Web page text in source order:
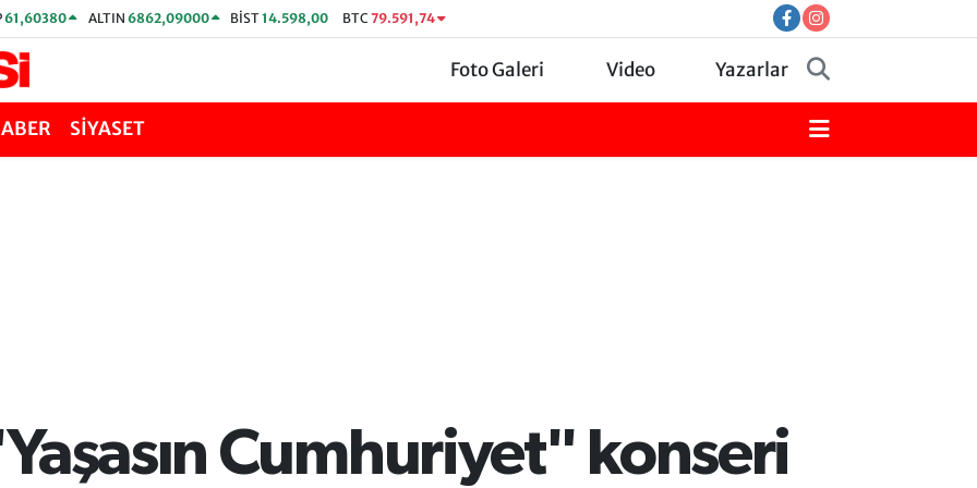
61,60380 ALTIN 6862,09000 BİST14.598,00 BTC 79.591,74
Foto Galeri Video Yazarlar
SİYASET
Cumhuriyet" konseri